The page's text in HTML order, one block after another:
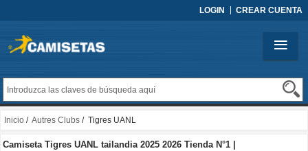
LOGIN CREAR CUENTA
Inicio / Autres Clubs / Tigres UANL
Camiseta Tigres UANL tailandia 2025 2026 Tienda N°1 |